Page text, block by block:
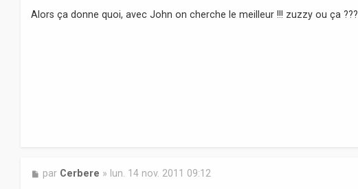
s
s
Alors ça donne quoi, avec John on cherche le meilleur !!! zuzzy ou ça ???
M
par Cerbere » lun. 14 nov. 2011 09:12